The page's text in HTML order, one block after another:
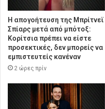
Η απογοήτευση της Μπρίτνεϊ
Σπίαρς μετά από μπότοξ:
Κορίτσια πρέπει να είστε
προσεκτικές, δεν μπορείς να
εμπιστευτείς κανέναν
2 ώρες πρίν